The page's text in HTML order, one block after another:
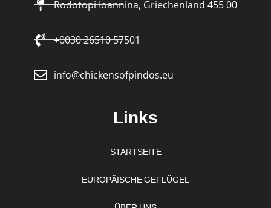
Rodotopi Ioannina, Griechenland 455 00
+0030 26510 57501
info@chickensofpindos.eu
Links
STARTSEITE
EUROPÄISCHE GEFLÜGEL